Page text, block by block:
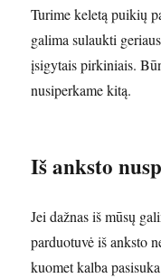
Turime keletą puikių
galima sulaukti
įsigytais pirkiniais.
nusiperkame kitą.
Iš anksto
Jei dažnas iš mūsų
parduotuvė iš anksto
kuomet kalba